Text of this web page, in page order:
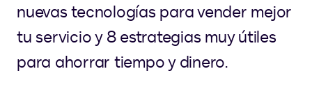
nuevas tecnologías para vender mejor
tu servicio y 8 estrategias muy útiles
para ahorrar tiempo y dinero.